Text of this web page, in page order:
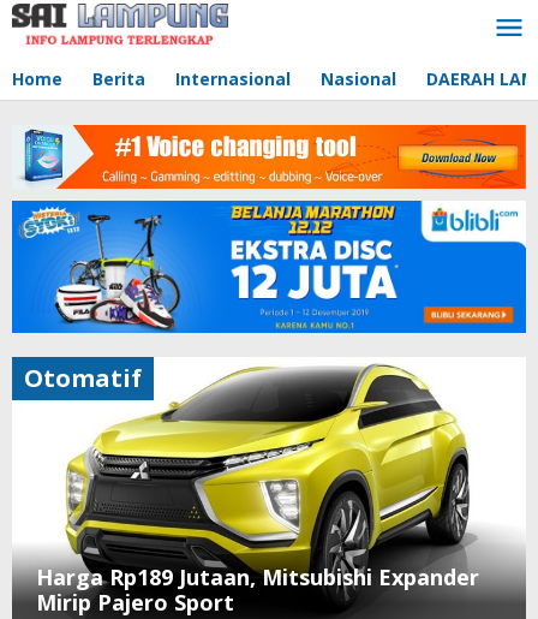
Lewati
Home Berita Internasional Nasional DAERAH
Harga Rp189 Jutaan, Mitsubishi Expander
Mirip Pajero Sport
Otomatif